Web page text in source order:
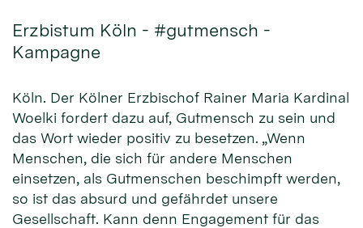
Erzbistum Köln - #gutmensch -
Kampagne
Köln. Der Kölner Erzbischof Rainer Maria Kardinal
Woelki fordert dazu auf, Gutmensch zu sein und
das Wort wieder positiv zu besetzen. „Wenn
Menschen, die sich für andere Menschen
einsetzen, als Gutmenschen beschimpft werden,
so ist das absurd und gefährdet unsere
Gesellschaft. Kann denn Engagement für das